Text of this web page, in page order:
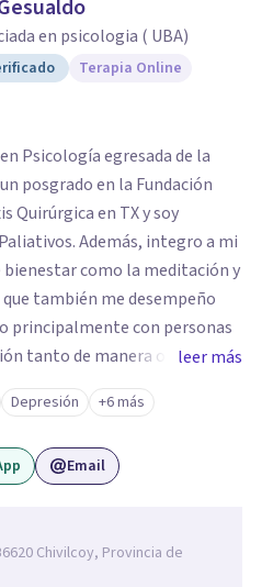
en psicologia ( UBA)
Terapia Online
Psicología egresada de la
posgrado en la Fundación
Quirúrgica en TX y soy
Además, integro a mi
como la meditación y
también me desempeño
principalmente con personas
tanto de manera online
a las necesidades
procesos vinculados a la
el duelo, el dolor crónico
que requieren contención,
leer más
Depresión +6 más
Email
Chivilcoy, Provincia de